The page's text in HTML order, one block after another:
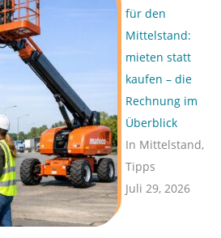
für den
Mittelstand:
mieten statt
kaufen – die
Rechnung im
Überblick
In Mittelstand,
Tipps
Juli 29, 2026